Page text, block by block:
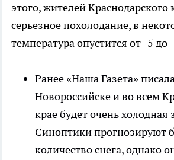
этого, жителей Краснодарского
серьезное похолодание, в
температура опустится от -5 до
Ранее «Наша Газета»
Новороссийске и во всем
крае будет очень холодная
Синоптики прогнозируют
количество снега, однако